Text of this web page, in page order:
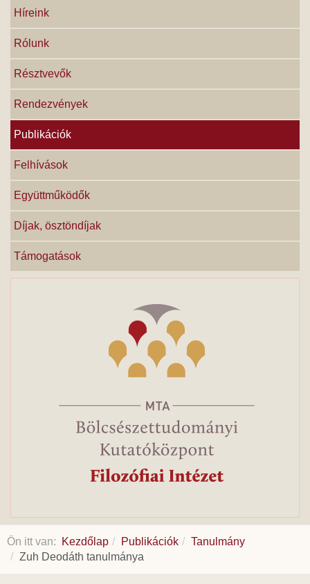
Híreink
Rólunk
Résztvevők
Rendezvények
Publikációk
Felhívások
Együttműködők
Díjak, ösztöndíjak
Támogatások
Ön itt van: Kezdőlap Publikációk
Tanulmány
Zuh Deodáth tanulmánya